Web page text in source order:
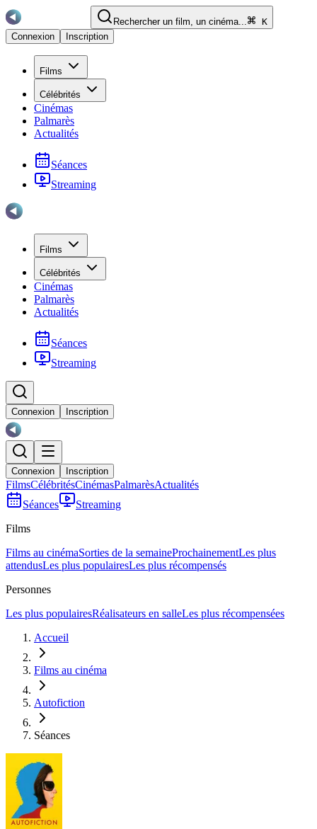
Rechercher un film, un cinéma...
K
Connexion
Inscription
Films
Célébrités
Cinémas
Palmarès
Actualités
Séances
Streaming
Films
Célébrités
Cinémas
Palmarès
Actualités
Séances
Streaming
Connexion Inscription
Connexion Inscription
FilmsCélébritésCinémasPalmarèsActualités
Séances
Streaming
Films
Films au cinémaSorties de la semaineProchainementLes plus
attendusLes plus populairesLes plus récompensés
Personnes
Les plus populairesRéalisateurs en salleLes plus récompensées
Accueil
Films au cinéma
Autofiction
Séances